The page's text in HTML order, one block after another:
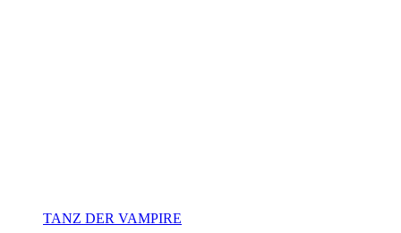
TANZ DER VAMPIRE